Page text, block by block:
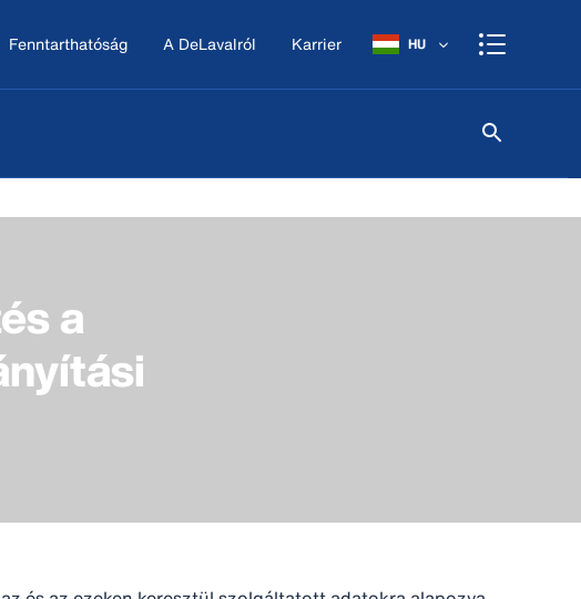
Fenntarthatóság A DeLavalról Karrier HU
a